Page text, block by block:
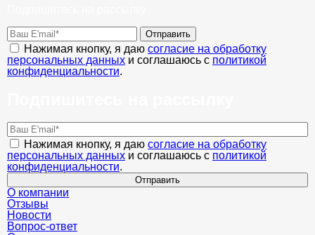
Отправить
Нажимая кнопку, я даю согласие на обработку
персональных данных и соглашаюсь с политикой
конфиденциальности.
Нажимая кнопку, я даю согласие на обработку
персональных данных и соглашаюсь с политикой
конфиденциальности.
Отправить
О компании
Отзывы
Новости
Вопрос-ответ